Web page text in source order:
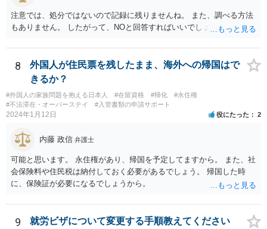
注意では、処分ではないので記録に残りませんね。 また、調べる方法
もありません。 したがって、NOと回答すればいいでしょう。
8
外国人が住民票を残したまま、海外への帰国はで
きるか？
#外国人の家族問題を抱える日本人 #在留資格 #帰化
#永住権
#不法滞在・オーバーステイ
#入管書類の申請サポート
2024年1月12日 役にたった 2
内藤 政信 弁護士
可能と思います。 永住権があり、帰国を予定してますから。 また、社
会保険料や住民税は納付しておく必要があるでしょう。 帰国した時
に、保険証が必要になるでしょうから。
9 就労ビザについて変更する手順教えてください